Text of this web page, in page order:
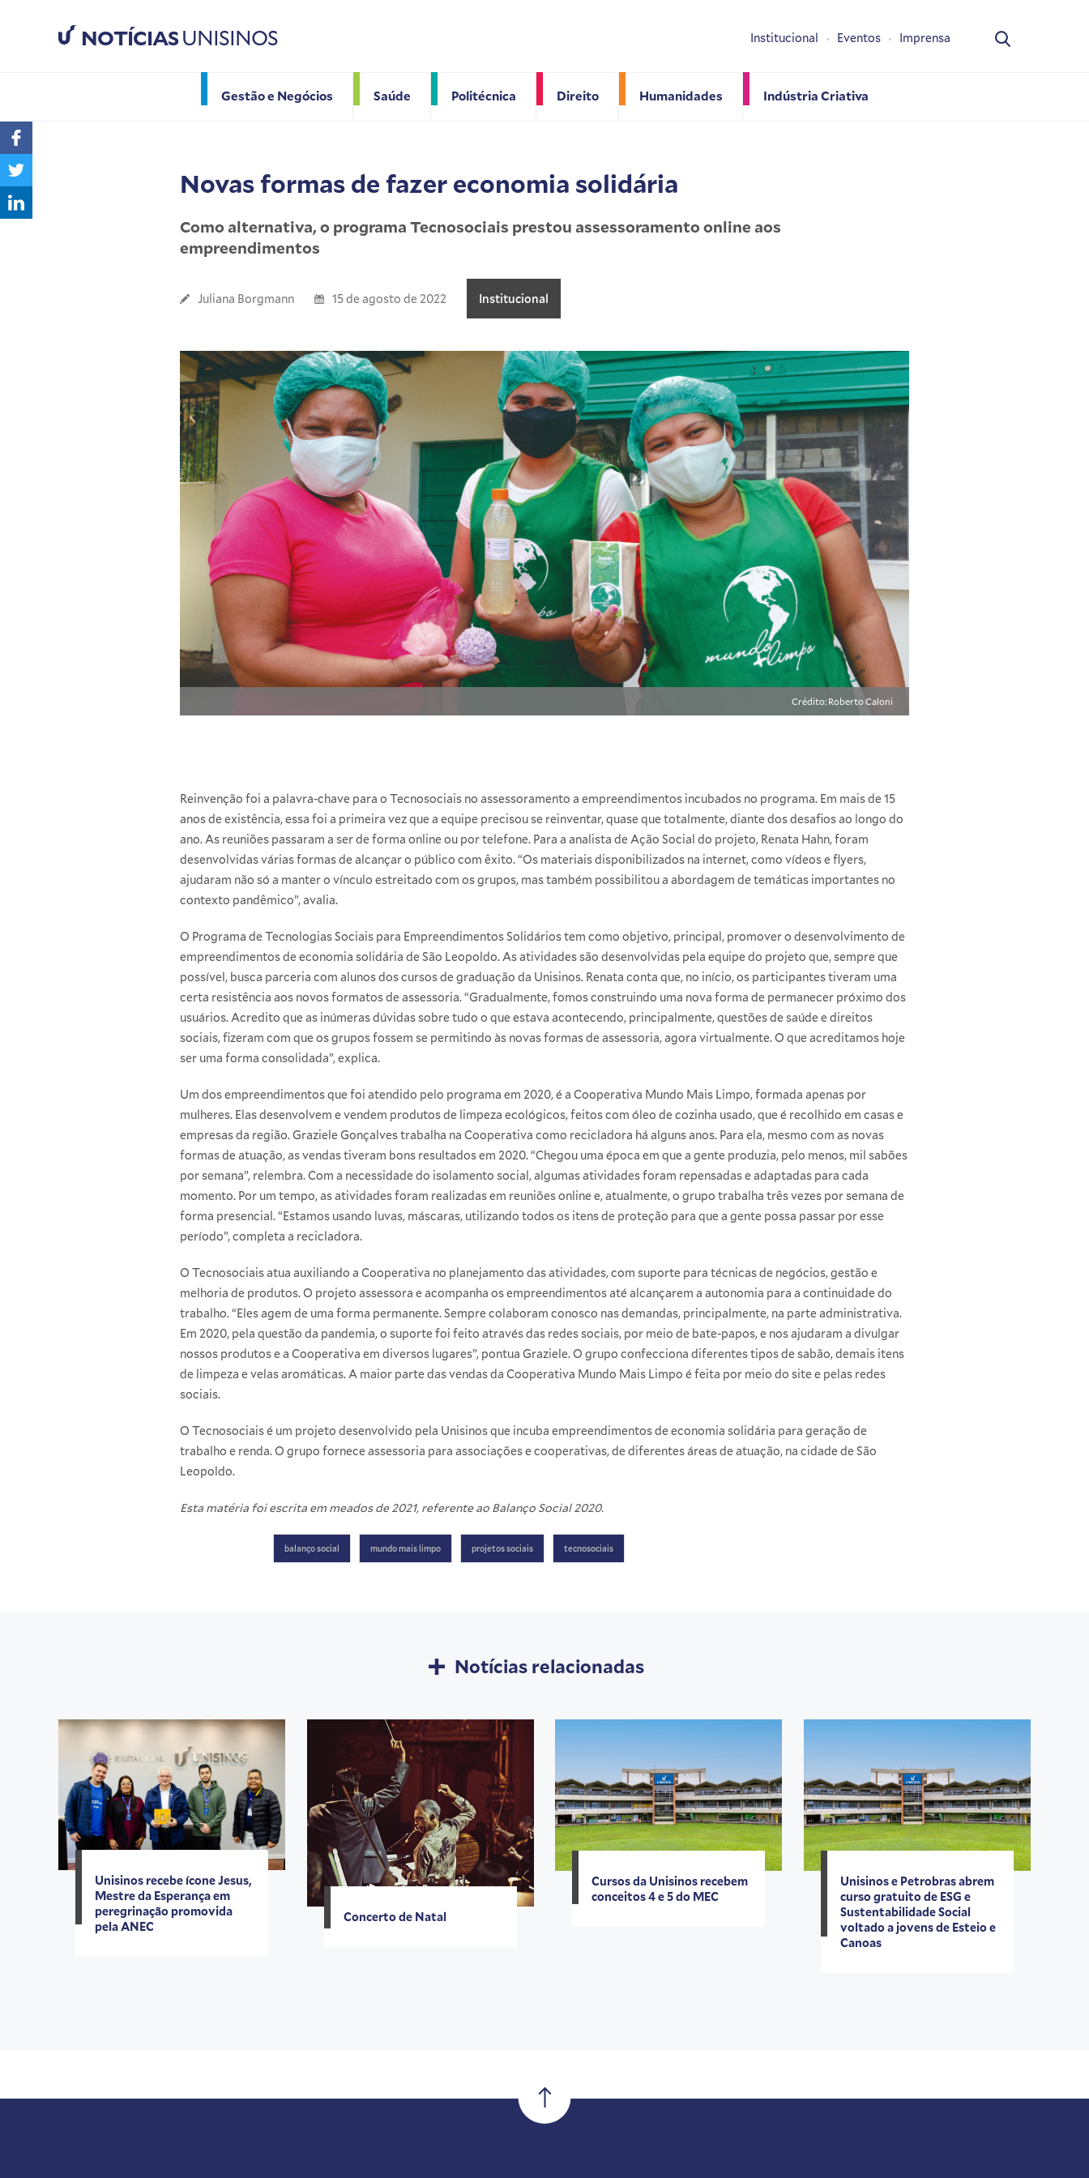
NOTÍCIASUNISINOS
Gestão e Negócios Saúde Politécnica Direito Humanidades Indústria Criativa
Institucional Eventos Imprensa
Novas formas de fazer economia solidária
Como alternativa, o programa Tecnosociais prestou assessoramento online aos
empreendimentos
Juliana Borgmann 15 de agosto de 2022 Institucional
Crédito: Roberto Caloni
Reinvenção foi a palavra-chave para o Tecnosociais no assessoramento a empreendimentos incubados no programa. Em mais de 15
anos de existência, essa foi a primeira vez que a equipe precisou se reinventar, quase que totalmente, diante dos desafios ao longo do
ano. As reuniões passaram a ser de forma online ou por telefone. Para a analista de Ação Social do projeto, Renata Hahn, foram
desenvolvidas várias formas de alcançar o público com êxito. “Os materiais disponibilizados na internet, como vídeos e flyers,
ajudaram não só a manter o vínculo estreitado com os grupos, mas também possibilitou a abordagem de temáticas importantes no
contexto pandêmico”, avalia.
O Programa de Tecnologias Sociais para Empreendimentos Solidários tem como objetivo, principal, promover o desenvolvimento de
empreendimentos de economia solidária de São Leopoldo. As atividades são desenvolvidas pela equipe do projeto que, sempre que
possível, busca parceria com alunos dos cursos de graduação da Unisinos. Renata conta que, no início, os participantes tiveram uma
certa resistência aos novos formatos de assessoria. “Gradualmente, fomos construindo uma nova forma de permanecer próximo dos
usuários. Acredito que as inúmeras dúvidas sobre tudo o que estava acontecendo, principalmente, questões de saúde e direitos
sociais, fizeram com que os grupos fossem se permitindo às novas formas de assessoria, agora virtualmente. O que acreditamos hoje
ser uma forma consolidada”, explica.
Um dos empreendimentos que foi atendido pelo programa em 2020, é a Cooperativa Mundo Mais Limpo, formada apenas por
mulheres. Elas desenvolvem e vendem produtos de limpeza ecológicos, feitos com óleo de cozinha usado, que é recolhido em casas e
empresas da região. Graziele Gonçalves trabalha na Cooperativa como recicladora há alguns anos. Para ela, mesmo com as novas
formas de atuação, as vendas tiveram bons resultados em 2020. “Chegou uma época em que a gente produzia, pelo menos, mil sabões
por semana”, relembra. Com a necessidade do isolamento social, algumas atividades foram repensadas e adaptadas para cada
momento. Por um tempo, as atividades foram realizadas em reuniões online e, atualmente, o grupo trabalha três vezes por semana de
forma presencial. “Estamos usando luvas, máscaras, utilizando todos os itens de proteção para que a gente possa passar por esse
período”, completa a recicladora.
O Tecnosociais atua auxiliando a Cooperativa no planejamento das atividades, com suporte para técnicas de negócios, gestão e
melhoria de produtos. O projeto assessora e acompanha os empreendimentos até alcançarem a autonomia para a continuidade do
trabalho. “Eles agem de uma forma permanente. Sempre colaboram conosco nas demandas, principalmente, na parte administrativa.
Em 2020, pela questão da pandemia, o suporte foi feito através das redes sociais, por meio de bate-papos, e nos ajudaram a divulgar
nossos produtos e a Cooperativa em diversos lugares”, pontua Graziele. O grupo confecciona diferentes tipos de sabão, demais itens
de limpeza e velas aromáticas. A maior parte das vendas da Cooperativa Mundo Mais Limpo é feita por meio do site e pelas redes
sociais.
O Tecnosociais é um projeto desenvolvido pela Unisinos que incuba empreendimentos de economia solidária para geração de
trabalho e renda. O grupo fornece assessoria para associações e cooperativas, de diferentes áreas de atuação, na cidade de São
Leopoldo.
Esta matéria foi escrita em meados de 2021, referente ao Balanço Social 2020.
balanço social mundo mais limpo projetos sociais tecnosociais
Notícias relacionadas
Unisinos recebe ícone Jesus,
Mestre da Esperança em
peregrinação promovida
pela ANEC
Concerto de Natal
Cursos da Unisinos recebem
conceitos 4 e 5 do MEC
Unisinos e Petrobras abrem
curso gratuito de ESG e
Sustentabilidade Social
voltado a jovens de Esteio e
Canoas